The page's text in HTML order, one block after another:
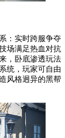
：实时跨服争夺
场满足热血对抗
，卧底渗透玩法
统，玩家可自由
风格迥异的黑帮